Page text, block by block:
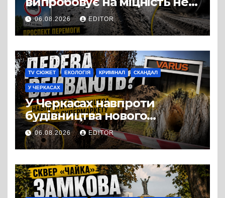
лише людей, а й дороги
Черкас
06.08.2026 EDITOR
TV СЮЖЕТ ЕКОЛОГІЯ КРИМІНАЛ СКАНДАЛ
У ЧЕРКАСАХ
У Черкасах навпроти
будівництва нового
супермаркету VARUS на
проспекті Перемоги всохли
дерева. І це навряд чи
можна назвати
випадковістю
06.08.2026 EDITOR